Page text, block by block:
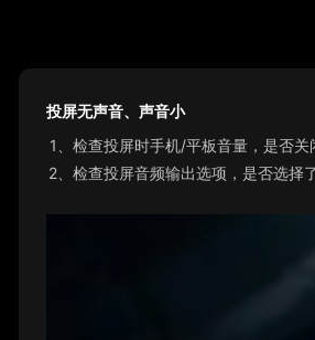
投屏无声音、声音小
1、检查投屏时手机/平板音量，是否关
2、检查投屏音频输出选项，是否选择